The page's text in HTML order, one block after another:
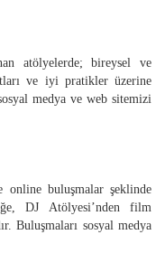
atölyelerde; bireysel ve
ve iyi pratikler üzerine
medya ve web sitemizi
buluşmalar şeklinde
DJ Atölyesi’nden film
Buluşmaları sosyal medya